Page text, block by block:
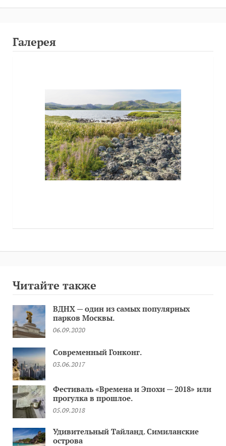
Галерея
Читайте также
ВДНХ — один из самых популярных
парков Москвы.
06.09.2020
Современный Гонконг.
03.06.2017
Фестиваль «Времена и Эпохи — 2018» или
прогулка в прошлое.
05.09.2018
Удивительный Тайланд. Симиланские
острова